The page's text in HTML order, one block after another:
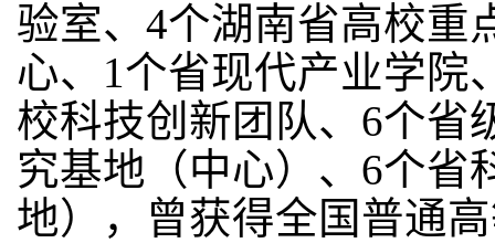
验室、4个湖南省高校重
心、1个省现代产业学院
校科技创新团队、6个省
究基地（中心）、6个省
地），曾获得全国普通